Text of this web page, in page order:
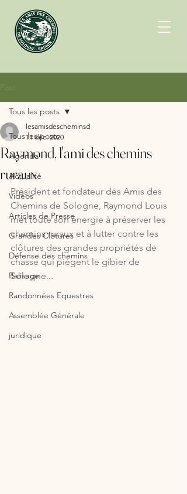
Tous les posts
Agenda
Actualité
Vidéos
Articles de Presse
Grandes Clôtures
Défense des chemins
Balisage
Randonnées Equestres
Assemblée Générale
juridique
Tous les posts
Raymond, l'ami des chemins
ruraux
lesamisdescheminsd
11 déc. 2020
Président et fondateur des Amis des
Chemins de Sologne, Raymond Louis
met toute son énergie à préserver les
chemins ruraux et à lutter contre les
clôtures des grandes propriétés de
chasse qui piègent le gibier de
Sologne...